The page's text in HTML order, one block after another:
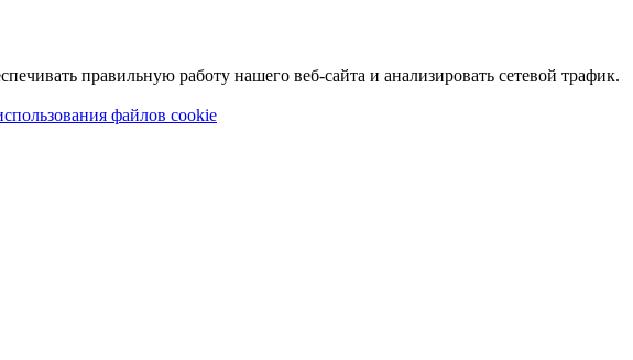
правильную работу нашего веб-сайта и анализировать сетевой трафик.
файлов cookie